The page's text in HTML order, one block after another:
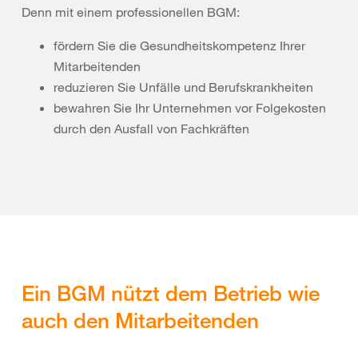
Denn mit einem professionellen BGM:
fördern Sie die Gesundheitskompetenz Ihrer
Mitarbeitenden
reduzieren Sie Unfälle und Berufskrankheiten
bewahren Sie Ihr Unternehmen vor Folgekosten
durch den Ausfall von Fachkräften
Ein BGM nützt dem Betrieb wie
auch den Mitarbeitenden